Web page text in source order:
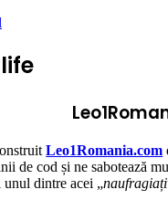
Leo1Romania.com
de cod și ne sabotează
unul dintre acei „naufragiați